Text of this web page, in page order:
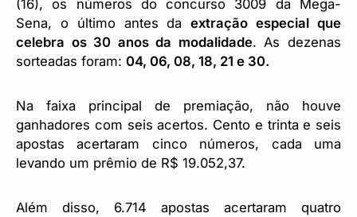
(16), os números do concurso 3009 da Mega-
Sena, o último antes daextração especial que
celebra os 30 anos da modalidade. As dezenas
sorteadas foram: 04, 06, 08, 18, 21 e 30.
Na faixa principal de premiação, não houve
ganhadores com seis acertos. Cento e trinta e seis
apostas acertaram cinco números, cada uma
levando um prêmio de R$ 19.052,37.
Além disso, 6.714 apostas acertaram quatro